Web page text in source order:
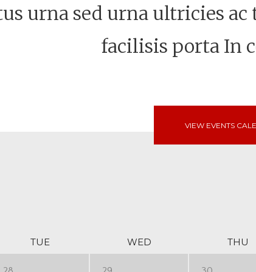
urna sed urna ultricies
facilisis porta In
VIEW EVENTS
TUE WED THU